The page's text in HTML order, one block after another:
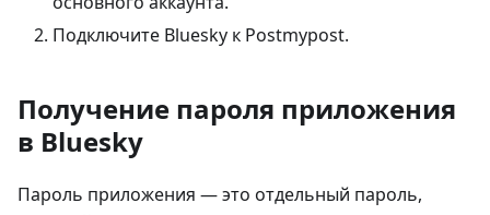
Подключите Bluesky к Postmypost.
Получение пароля приложения
в Bluesky
Пароль приложения — это отдельный пароль,